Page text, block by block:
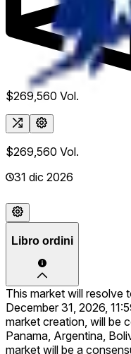
$269,560 Vol.
$269,560 Vol.
31 dic 2026
Libro ordini
This market will
December 31, 2026,
market creation, will be
Panama, Argentina,
market will be a